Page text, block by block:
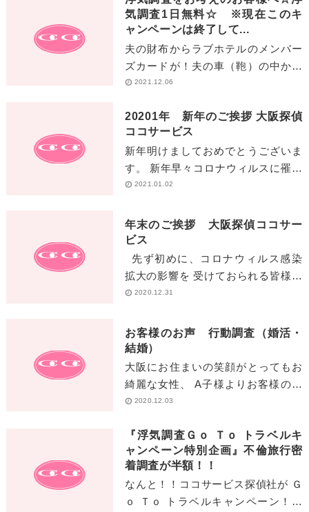
す！！[…]
気調査1日無料☆ ※現在このキ
ャンペーンは終了して...
夫の財布からラブホテルのメンバー
ズカードが！夫の車（鞄）の中から
コンドームが！夫のスマホのぞき見
ルウォッチに浮気相手とのラインが
[…]
2021.12.06
20201年 新年のご挨拶 大阪探偵
ココサービス
新年明けましておめでとうございま
す。 新年早々コロナウィルスに罹患
された方々の多さに まだまだこの戦
れるとと[…]
2021.01.02
年末のご挨拶 大阪探偵ココサー
ビス
拡大の影響を 受けておられる皆様に
おかれまして 心よりお見舞い申し上
2020.12.31
お客様のお声 行動調査（婚活・
結婚）
大阪にお住まいの笑顔がとってもお
綺麗な女性、 A子様よりお客様のお
声を頂戴致しました。 長年お悩み
2020.12.03
『浮気調査Ｇｏ Ｔｏ トラベルキ
ャンペーン特別企画』不倫旅行密
着調査が半額！！
なんと！！ココサービス探偵社が Ｇ
ｏ Ｔｏ トラベルキャンペーン！？